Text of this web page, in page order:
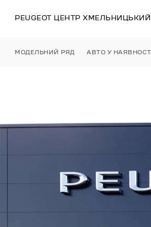
PEUGEOT ЦЕНТР ХМЕЛЬНИЦЬКИЙ
МОДЕЛЬНИЙ РЯД АВТО У НАЯВНОСТІ